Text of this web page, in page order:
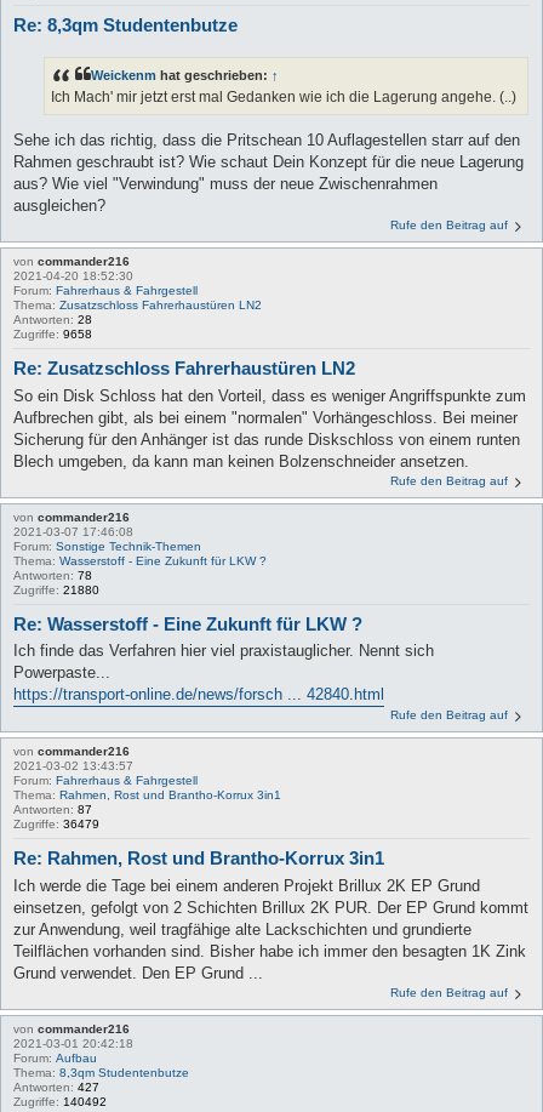
Re: 8,3qm Studentenbutze
Weickenm hat geschrieben: ↑
Ich Mach' mir jetzt erst mal Gedanken wie ich die Lagerung angehe. (..)
Sehe ich das richtig, dass die Pritschean 10 Auflagestellen starr auf den
Rahmen geschraubt ist? Wie schaut Dein Konzept für die neue Lagerung
aus? Wie viel "Verwindung" muss der neue Zwischenrahmen
ausgleichen?
Rufe den Beitrag auf
von commander216
2021-04-20 18:52:30
Forum: Fahrerhaus & Fahrgestell
Thema: Zusatzschloss Fahrerhaustüren LN2
Antworten: 28
Zugriffe: 9658
Re: Zusatzschloss Fahrerhaustüren LN2
So ein Disk Schloss hat den Vorteil, dass es weniger Angriffspunkte zum
Aufbrechen gibt, als bei einem "normalen" Vorhängeschloss. Bei meiner
Sicherung für den Anhänger ist das runde Diskschloss von einem runten
Blech umgeben, da kann man keinen Bolzenschneider ansetzen.
Rufe den Beitrag auf
von commander216
2021-03-07 17:46:08
Forum: Sonstige Technik-Themen
Thema: Wasserstoff - Eine Zukunft für LKW ?
Antworten: 78
Zugriffe: 21880
Re: Wasserstoff - Eine Zukunft für LKW ?
Ich finde das Verfahren hier viel praxistauglicher. Nennt sich
Powerpaste...
https://transport-online.de/news/forsch ... 42840.html
Rufe den Beitrag auf
von commander216
2021-03-02 13:43:57
Forum: Fahrerhaus & Fahrgestell
Thema: Rahmen, Rost und Brantho-Korrux 3in1
Antworten: 87
Zugriffe: 36479
Re: Rahmen, Rost und Brantho-Korrux 3in1
Ich werde die Tage bei einem anderen Projekt Brillux 2K EP Grund
einsetzen, gefolgt von 2 Schichten Brillux 2K PUR. Der EP Grund kommt
zur Anwendung, weil tragfähige alte Lackschichten und grundierte
Teilflächen vorhanden sind. Bisher habe ich immer den besagten 1K Zink
Grund verwendet. Den EP Grund ...
Rufe den Beitrag auf
von commander216
2021-03-01 20:42:18
Forum: Aufbau
Thema: 8,3qm Studentenbutze
Antworten: 427
Zugriffe: 140492